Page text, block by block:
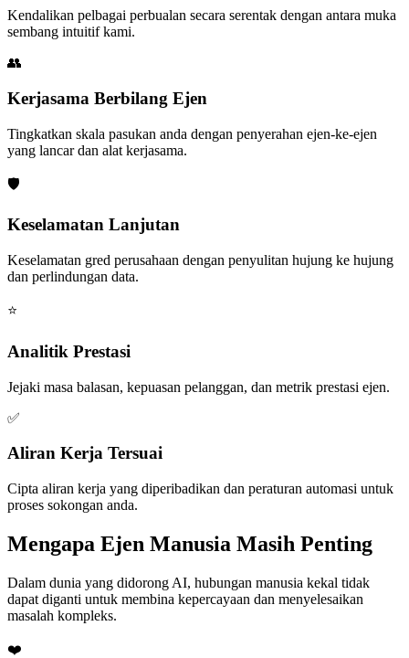
Kendalikan pelbagai perbualan secara serentak dengan antara muka
sembang intuitif kami.
👥
Kerjasama Berbilang Ejen
Tingkatkan skala pasukan anda dengan penyerahan ejen-ke-ejen
yang lancar dan alat kerjasama.
🛡️
Keselamatan Lanjutan
Keselamatan gred perusahaan dengan penyulitan hujung ke hujung
dan perlindungan data.
⭐
Analitik Prestasi
Jejaki masa balasan, kepuasan pelanggan, dan metrik prestasi ejen.
✅
Aliran Kerja Tersuai
Cipta aliran kerja yang diperibadikan dan peraturan automasi untuk
proses sokongan anda.
Mengapa Ejen Manusia Masih Penting
Dalam dunia yang didorong AI, hubungan manusia kekal tidak
dapat diganti untuk membina kepercayaan dan menyelesaikan
masalah kompleks.
❤️